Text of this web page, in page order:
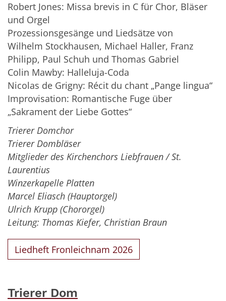
Robert Jones: Missa brevis in C für Chor, Bläser
und Orgel
Prozessionsgesänge und Liedsätze von
Wilhelm Stockhausen, Michael Haller, Franz
Philipp, Paul Schuh und Thomas Gabriel
Colin Mawby: Halleluja-Coda
Nicolas de Grigny: Récit du chant „Pange lingua“
Improvisation: Romantische Fuge über
„Sakrament der Liebe Gottes“
Trierer Domchor
Trierer Dombläser
Mitglieder des Kirchenchors Liebfrauen / St.
Laurentius
Winzerkapelle Platten
Marcel Eliasch (Hauptorgel)
Ulrich Krupp (Chororgel)
Leitung: Thomas Kiefer, Christian Braun
Liedheft Fronleichnam 2026
Trierer Dom